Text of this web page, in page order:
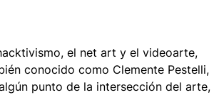
el net art y el videoarte,
conocido como Clemente Pestelli,
punto de la intersección del arte,